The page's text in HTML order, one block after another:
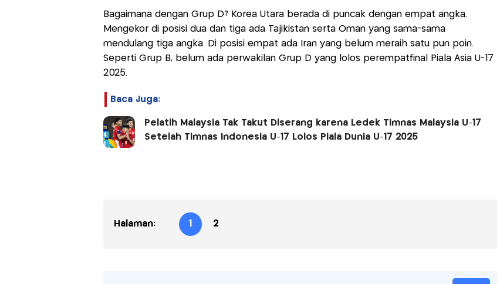
Bagaimana dengan Grup D? Korea Utara berada di puncak dengan empat angka.
Mengekor di posisi dua dan tiga ada Tajikistan serta Oman yang sama-sama
mendulang tiga angka. Di posisi empat ada Iran yang belum meraih satu pun poin.
Seperti Grup B, belum ada perwakilan Grup D yang lolos perempatfinal Piala Asia U-17
2025.
Baca Juga:
Pelatih Malaysia Tak Takut Diserang karena Ledek Timnas Malaysia U-17
Setelah Timnas Indonesia U-17 Lolos Piala Dunia U-17 2025
Halaman: 1 2